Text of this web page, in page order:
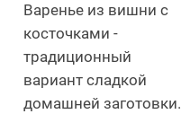
Варенье из вишни с
косточками -
традиционный
вариант сладкой
домашней заготовки.